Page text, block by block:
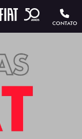
CONTATO